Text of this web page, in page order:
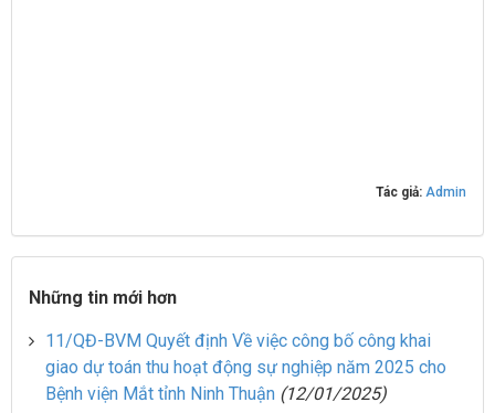
Tác giả: Admin
Những tin mới hơn
11/QĐ-BVM Quyết định Về việc công bố công khai
giao dự toán thu hoạt động sự nghiệp năm 2025 cho
Bệnh viện Mắt tỉnh Ninh Thuận (12/01/2025)